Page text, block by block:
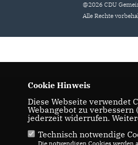
@2026 CDU
Alle Rechte
Cookie Hinweis
Diese Webseite verwendet
Webangebot zu
jederzeit widerrufen.
Technisch notwendige
Die notwendigen Cookies werden